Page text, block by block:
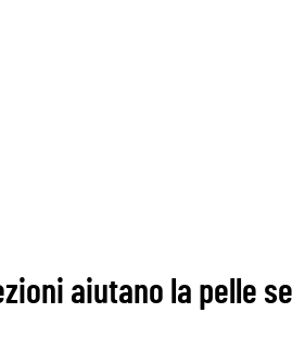
aiutano la pelle